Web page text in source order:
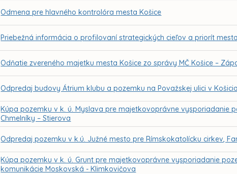
Odmena pre hlavného kontrolóra mesta Košice
Priebežná informácia o profilovaní strategických cieľov a priorít
Odňatie zvereného majetku mesta Košice zo správy MČ Košice –
Odpredaj budovy Átrium klubu a pozemku na Považskej ulici v
Kúpa pozemku v k. ú. Myslava pre majetkovoprávne vysporiadanie
Chmelníky – Stierova
Odpredaj pozemku v k.ú. Južné mesto pre Rímskokatolícku cirkev,
Kúpa pozemku v k. ú. Grunt pre majetkovoprávne vysporiadanie
komunikácie Moskovská - Klimkovičova